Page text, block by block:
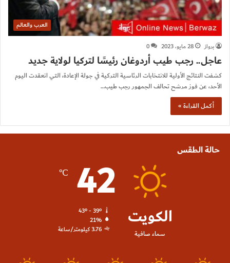
العرب والعالم
برواز
28 مايو، 2023 0
عاجل.. رجب طيب أردوغان رئيسًا لتركيا لولاية جديد
كشفت النتائج الأولية للانتخابات الرئاسية التركية في جولة الإعادة، التي انعقدت اليوم
الأحد، عن فوز مرشح تحالف الجمهور رجب طيب…
أكمل القراءة »
حالة الطقس
الكويت
سماء صافية
42
℃
43º - 39º
21%
3.76 كيلومتر/ساعة